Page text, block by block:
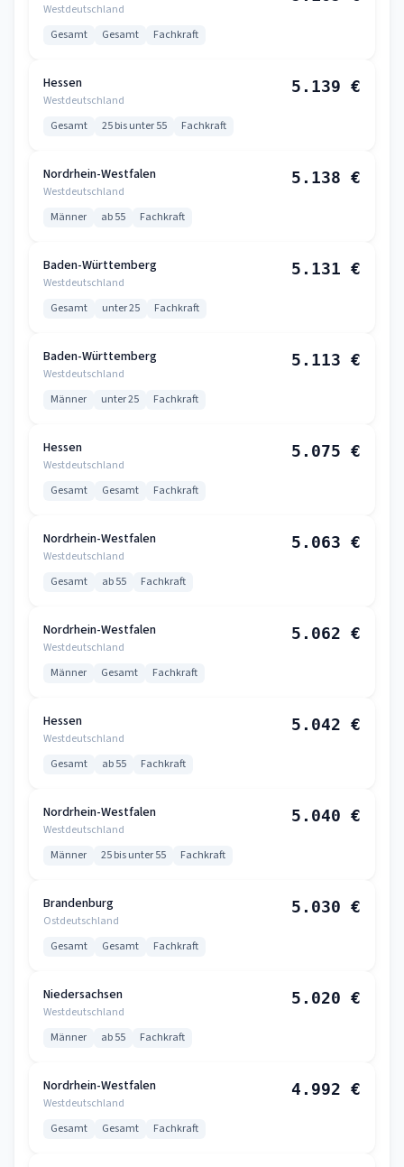
Westdeutschland
Gesamt Gesamt Fachkraft
Hessen
Westdeutschland
5.139 €
Gesamt 25 bis unter 55 Fachkraft
Nordrhein-Westfalen
Westdeutschland
5.138 €
Männer ab 55 Fachkraft
Baden-Württemberg
Westdeutschland
5.131 €
Gesamt unter 25 Fachkraft
Baden-Württemberg
Westdeutschland
5.113 €
Männer unter 25 Fachkraft
Hessen
Westdeutschland
5.075 €
Gesamt Gesamt Fachkraft
Nordrhein-Westfalen
Westdeutschland
5.063 €
Gesamt ab 55 Fachkraft
Nordrhein-Westfalen
Westdeutschland
5.062 €
Männer Gesamt Fachkraft
Hessen
Westdeutschland
5.042 €
Gesamt ab 55 Fachkraft
Nordrhein-Westfalen
Westdeutschland
5.040 €
Männer 25 bis unter 55 Fachkraft
Brandenburg
Ostdeutschland
5.030 €
Gesamt Gesamt Fachkraft
Niedersachsen
Westdeutschland
5.020 €
Männer ab 55 Fachkraft
Nordrhein-Westfalen
Westdeutschland
4.992 €
Gesamt Gesamt Fachkraft